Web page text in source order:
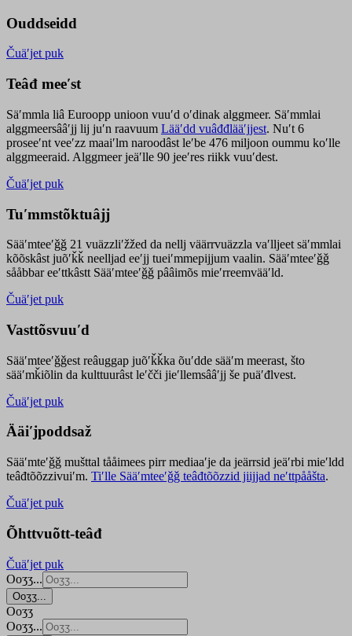
Ouddseidd
Čuäʹjet puk
Teâđ meeʹst
Säʹmmla liâ Euroopp unioon vuuʹd oʹdinak alggmeer. Säʹmmlai
alggmeersââʹjj lij juʹn raavuum Lääʹdd vuâđđlääʹjjest. Nuʹt 6
proseeʹnt veeʹzz maaiʹlm naroodâst leʹbe 476 miljoon oummu koʹlle
alggmeeraid. Alggmeer jeäʹlle 90 jeeʹres riikk vuuʹdest.
Čuäʹjet puk
Tuʹmmstõktuâjj
Sääʹmteeʹǧǧ 21 vuäzzliʹžžed da nellj väärrvuäzzla vaʹlljeet säʹmmlai
kõõskâst juõʹǩǩ neelljad eeʹjj tueiʹmmepijjum vaalin. Sääʹmteeʹǧǧ
sååbbar eeʹttkâstt Sääʹmteeʹǧǧ pââimõs mieʹrreemvääʹld.
Čuäʹjet puk
Vasttõsvuuʹd
Sääʹmteeʹǧǧest reâuggap juõʹǩǩka õuʹdde sääʹm meerast, što
sääʹmǩiõlin da kulttuurâst leʹčči jieʹllemsââʹjj še puäʹđlvest.
Čuäʹjet puk
Ääiʹjpoddsaž
Sääʹmteʹǧǧ mušttal tååimees pirr mediaaʹje da jeärrsid jeäʹrbi mieʹldd
teâđtõõzzivuiʹm. Tiʹlle Sääʹmteeʹǧǧ teâđtõõzzid jiijjad neʹttpååšta.
Čuäʹjet puk
Õhttvuõtt-teâđ
Čuäʹjet puk
Ooʒʒ...
Ooʒʒ...
Ooʒʒ
Ooʒʒ...